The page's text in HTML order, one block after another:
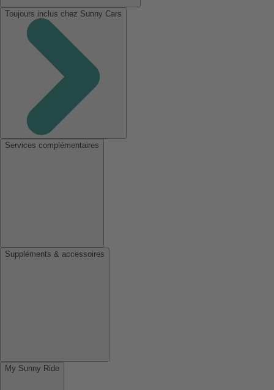
Toujours inclus chez Sunny Cars
Services complémentaires
Suppléments & accessoires
My Sunny Ride